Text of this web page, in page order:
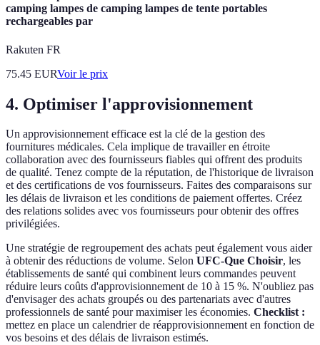
camping lampes de camping lampes de tente portables
rechargeables par
Rakuten FR
75.45 EURVoir le prix
4. Optimiser l'approvisionnement
Un approvisionnement efficace est la clé de la gestion des
fournitures médicales. Cela implique de travailler en étroite
collaboration avec des fournisseurs fiables qui offrent des produits
de qualité. Tenez compte de la réputation, de l'historique de livraison
et des certifications de vos fournisseurs. Faites des comparaisons sur
les délais de livraison et les conditions de paiement offertes. Créez
des relations solides avec vos fournisseurs pour obtenir des offres
privilégiées.
Une stratégie de regroupement des achats peut également vous aider
à obtenir des réductions de volume. Selon UFC-Que Choisir, les
établissements de santé qui combinent leurs commandes peuvent
réduire leurs coûts d'approvisionnement de 10 à 15 %. N'oubliez pas
d'envisager des achats groupés ou des partenariats avec d'autres
professionnels de santé pour maximiser les économies. Checklist :
mettez en place un calendrier de réapprovisionnement en fonction de
vos besoins et des délais de livraison estimés.